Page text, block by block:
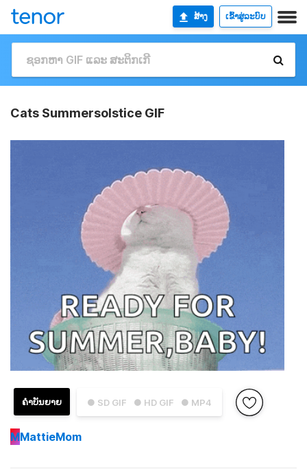
ສ້າງ ເຂົ້າສູ່ລະບົບ
Cats Summersolstice GIF
● SD GIF ● HD GIF ● MP4
ຄຳບັນຍາຍ
MMattieMom